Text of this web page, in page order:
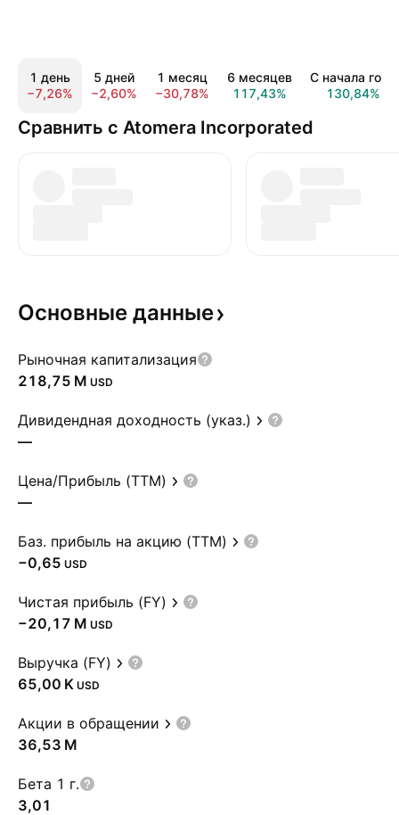
1 день
−7,26%
5 дней
−2,60%
1 месяц
−30,78%
6 месяцев
117,43%
С начала года
130,84%
Сравнить с Atomera Incorporated
Основные данные
Рыночная капитализация
‪218,75 M‬ USD
Дивидендная доходность (указ.)
—
Цена/Прибыль (TTM)
—
Баз. прибыль на акцию (TTM)
−0,65 USD
Чистая прибыль (FY)
‪−20,17 M‬ USD
Выручка (FY)
‪65,00 K‬ USD
Акции в обращении
‪36,53 M‬
Бета 1 г.
3,01